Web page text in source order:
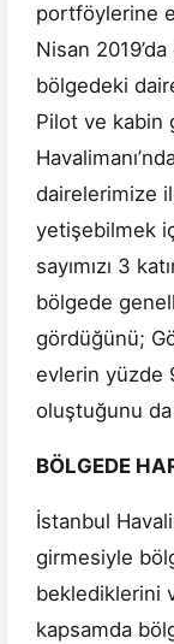
portföylerine
Nisan
bölgedeki
Pilot ve kabin
dairelerimize
yetişebilmek
sayımızı 3
bölgede
gördüğünü;
evlerin yüzde
oluştuğunu
BÖLGEDE
İstanbul
girmesiyle
beklediklerini
kapsamda